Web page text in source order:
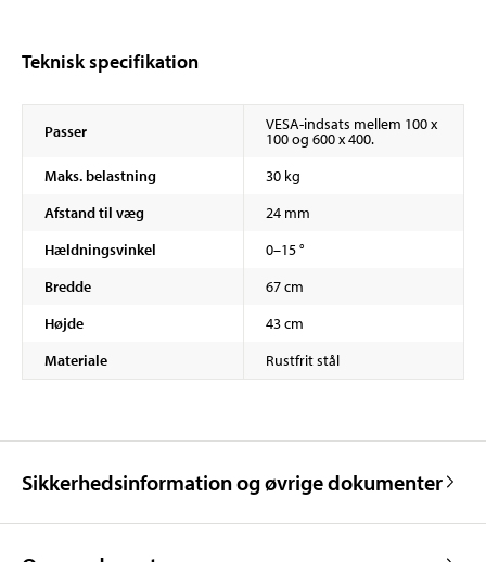
Teknisk specifikation
Passer VESA-indsats mellem 100 x
100 og 600 x 400.
Maks. belastning
30 kg
Afstand til væg
24 mm
Hældningsvinkel
0–15 °
Bredde
67 cm
Højde
43 cm
Materiale
Rustfrit stål
Sikkerhedsinformation og øvrige dokumenter